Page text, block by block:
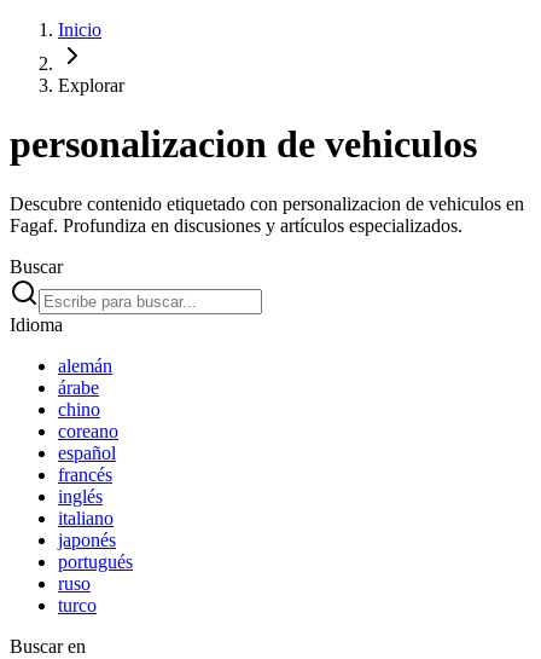
Inicio
Explorar
personalizacion de vehiculos
Descubre contenido etiquetado con personalizacion de vehiculos en
Fagaf. Profundiza en discusiones y artículos especializados.
Buscar
Idioma
alemán
árabe
chino
coreano
español
francés
inglés
italiano
japonés
portugués
ruso
turco
Buscar en